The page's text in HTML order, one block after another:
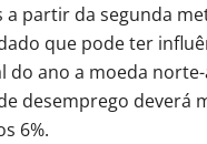
a partir da segunda
que pode ter
do ano a moeda
desemprego deverá
6%.